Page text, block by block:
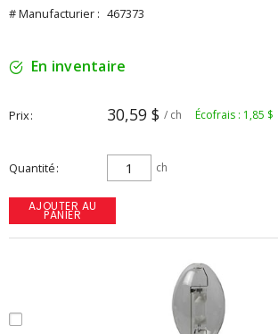
# Manufacturier : 467373
En inventaire
Prix 30,59 $ / ch Écofrais : 1,85 $
Quantité ch
AJOUTER AU
PANIER